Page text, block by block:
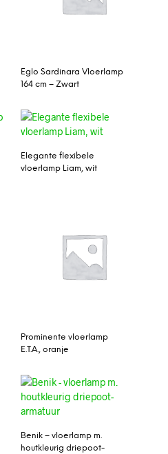
Eglo Sardinara Vloerlamp
164 cm – Zwart
Elegante flexibele
vloerlamp Liam, wit
Prominente vloerlamp
E.T.A., oranje
Benik – vloerlamp m.
houtkleurig driepoot-